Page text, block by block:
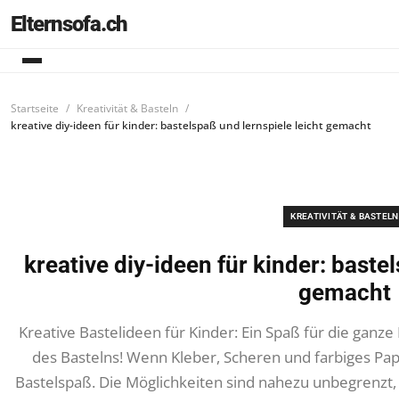
Elternsofa.ch
Startseite
Kreativität & Basteln
kreative diy-ideen für kinder: bastelspaß und lernspiele leicht gemacht
KREATIVITÄT & BASTELN
kreative diy-ideen für kinder:
gemacht
Kreative Bastelideen für Kinder: Ein Spaß für die
des Bastelns! Wenn Kleber, Scheren und farbiges
Bastelspaß. Die Möglichkeiten sind nahezu